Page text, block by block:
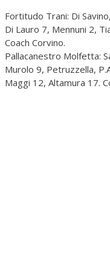
Fortitudo Trani: Di
Di Lauro 7, Mennuni 2,
Coach Corvino.
Pallacanestro Molfetta:
Murolo 9, Petruzzella,
Maggi 12, Altamura 17.